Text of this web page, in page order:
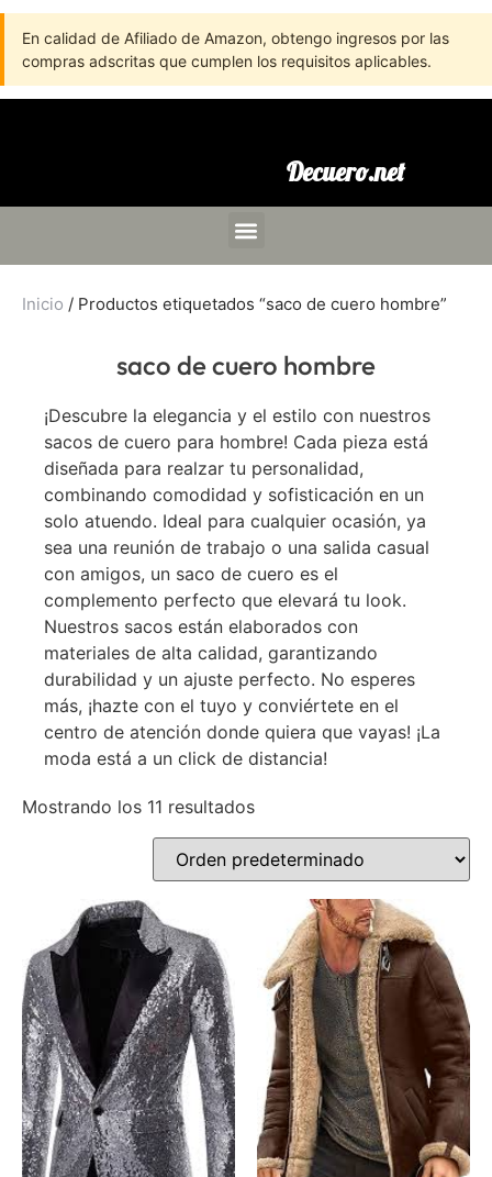
En calidad de Afiliado de Amazon, obtengo ingresos por las
compras adscritas que cumplen los requisitos aplicables.
Decuero.net
Inicio / Productos etiquetados “saco de cuero hombre”
saco de cuero hombre
¡Descubre la elegancia y el estilo con nuestros
sacos de cuero para hombre! Cada pieza está
diseñada para realzar tu personalidad,
combinando comodidad y sofisticación en un
solo atuendo. Ideal para cualquier ocasión, ya
sea una reunión de trabajo o una salida casual
con amigos, un saco de cuero es el
complemento perfecto que elevará tu look.
Nuestros sacos están elaborados con
materiales de alta calidad, garantizando
durabilidad y un ajuste perfecto. No esperes
más, ¡hazte con el tuyo y conviértete en el
centro de atención donde quiera que vayas! ¡La
moda está a un click de distancia!
Mostrando los 11 resultados